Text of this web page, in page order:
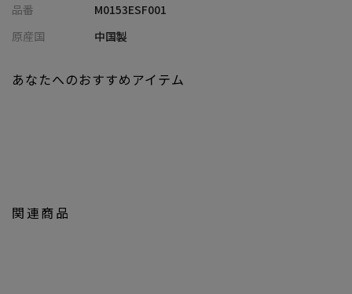
とした手触が、洗練された胸元を演出します。
30～45cmというチーフの平均的なサイズ感の中でも、やや小さめ
織柄でペイズリーを表現した程よい主張の柄なので、シンプル～
品番
M0153ESF001
原産国
中国製
関連商品
あなたへのおすすめアイテム